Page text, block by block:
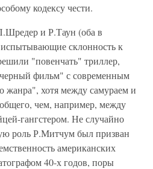
кодексу чести.
и Р.Таун (оба в
склонность к
"повенчать" триллер,
фильм" с современным
жанра", хотя между самураем и
чем, например, между
гангстером. Не случайно
роль Р.Митчум был призван
американских
40-х годов, поры